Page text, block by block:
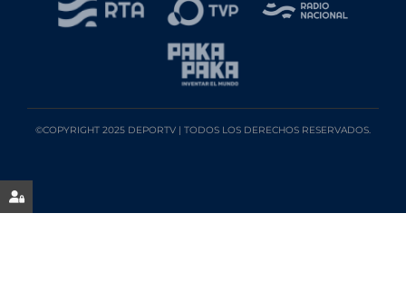
©COPYRIGHT 2025 DEPORTV | TODOS LOS DERECHOS RESERVADOS.